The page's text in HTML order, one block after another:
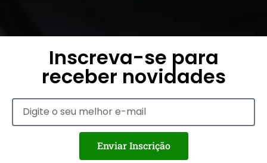
Inscreva-se para
receber novidades
Enviar Inscrição